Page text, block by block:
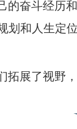
的奋斗经历
划和 人生定位
拓展了视野